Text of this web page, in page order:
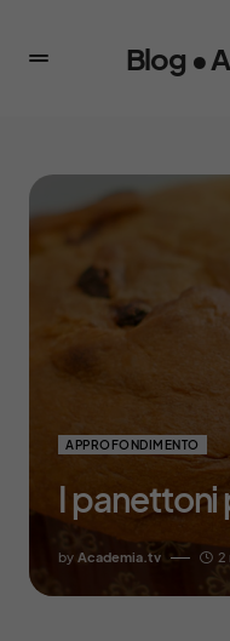
Blog •
APPROFONDIMENTO
I panettoni
by Academia.tv 2